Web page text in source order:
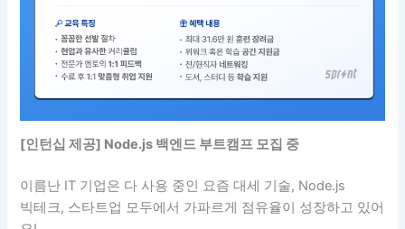
[인턴십 제공] Node.js 백엔드 부트캠프 모집 중
이름난 IT 기업은 다 사용 중인 요즘 대세 기술, Node.js
빅테크, 스타트업 모두에서 가파르게 점유율이 성장하고 있어